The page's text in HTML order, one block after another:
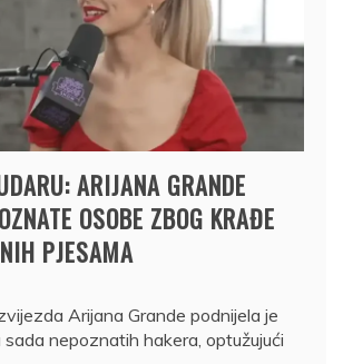
ARIJANA GRANDE
OSOBE ZBOG KRAĐE
PJESAMA
Arijana Grande podnijela je
nepoznatih hakera, optužujući